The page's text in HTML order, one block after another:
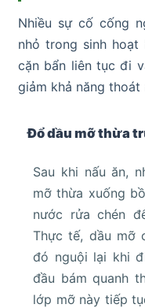
Nhiều sự cố cống
nhỏ trong sinh hoạt
cặn bẩn liên tục đi
giảm khả năng
Đổ dầu mỡ thừa
Sau khi nấu ăn,
mỡ thừa xuống
nước rửa chén
Thực tế, dầu mỡ
đó nguội lại khi
đầu bám quanh
lớp mỡ này tiếp